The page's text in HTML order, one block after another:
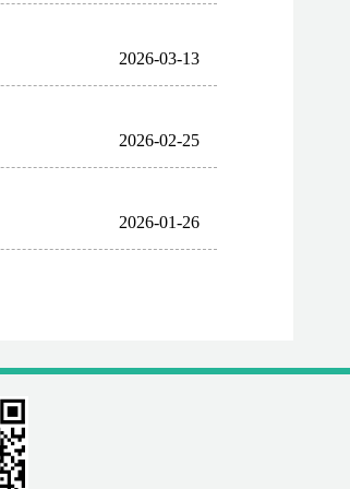
2026-03-13
2026-02-25
2026-01-26